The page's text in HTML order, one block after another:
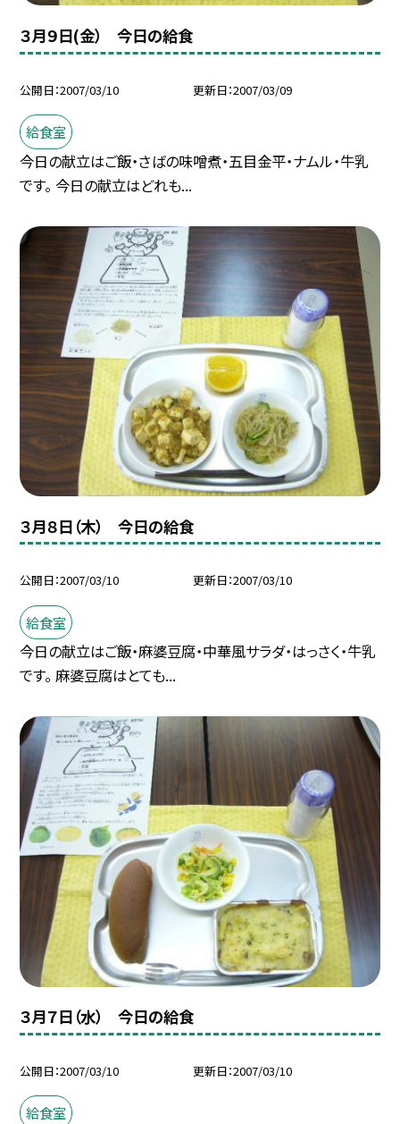
３月９日(金） 今日の給食
公開日 2007/03/10 更新日 2007/03/09
給食室
今日の献立はご飯・さばの味噌煮・五目金平・ナムル・牛乳
です。 今日の献立はどれも...
３月８日（木） 今日の給食
公開日 2007/03/10 更新日 2007/03/10
給食室
今日の献立はご飯・麻婆豆腐・中華風サラダ・はっさく・牛乳
です。 麻婆豆腐はとても...
３月７日（水） 今日の給食
公開日 2007/03/10 更新日 2007/03/10
給食室